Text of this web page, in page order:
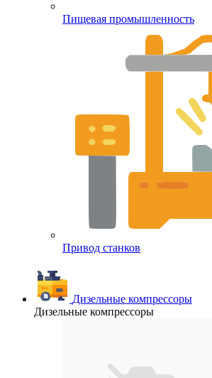
Пищевая промышленность
Привод станков
Дизельные компрессоры
Дизельные компрессоры